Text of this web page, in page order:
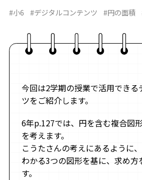
#小6 #デジタルコンテンツ #円の面積
今回は2学期の授業で活用できる
ツをご紹介します。
6年p.127では、円を含む複合図
を考えます。
こうたさんの考えにあるように
わかる3つの図形を基に、求め方
す。